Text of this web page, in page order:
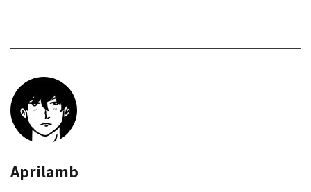
Aprilamb